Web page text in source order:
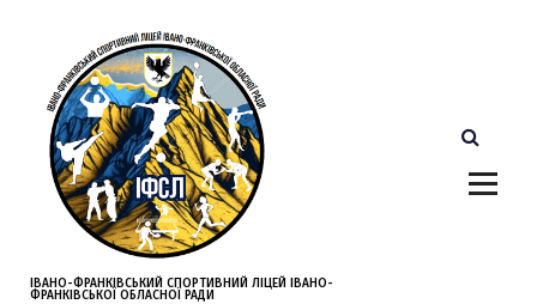
ІВАНО-ФРАНКІВСЬКИЙ СПОРТИВНИЙ ЛІЦЕЙ ІВАНО-
ФРАНКІВСЬКОЇ ОБЛАСНОЇ РАДИ